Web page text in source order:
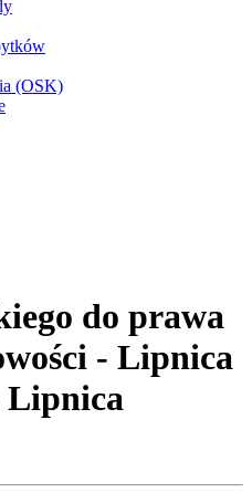
(OSK)
do prawa
- Lipnica
Lipnica